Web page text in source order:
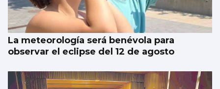
Sandra Martínez guía a España a
semifinales
La meteorología será benévola para
observar el eclipse del 12 de agosto